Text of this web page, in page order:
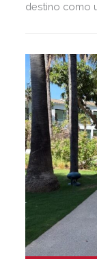
destino como
exclusiva